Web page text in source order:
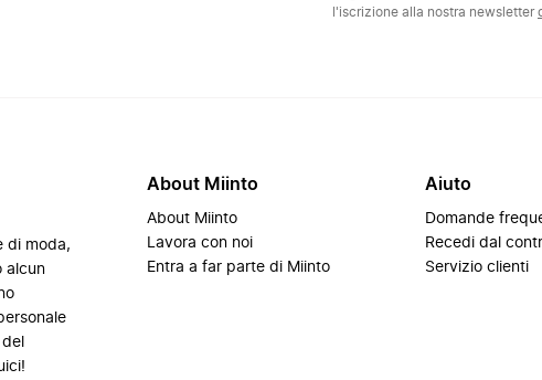
l'iscrizione alla nostra newsletter
di moda,
alcun
About Miinto
About Miinto
Lavora con noi
Entra a far parte di Miinto
Aiuto
Domande
Recedi dal
Servizio clienti